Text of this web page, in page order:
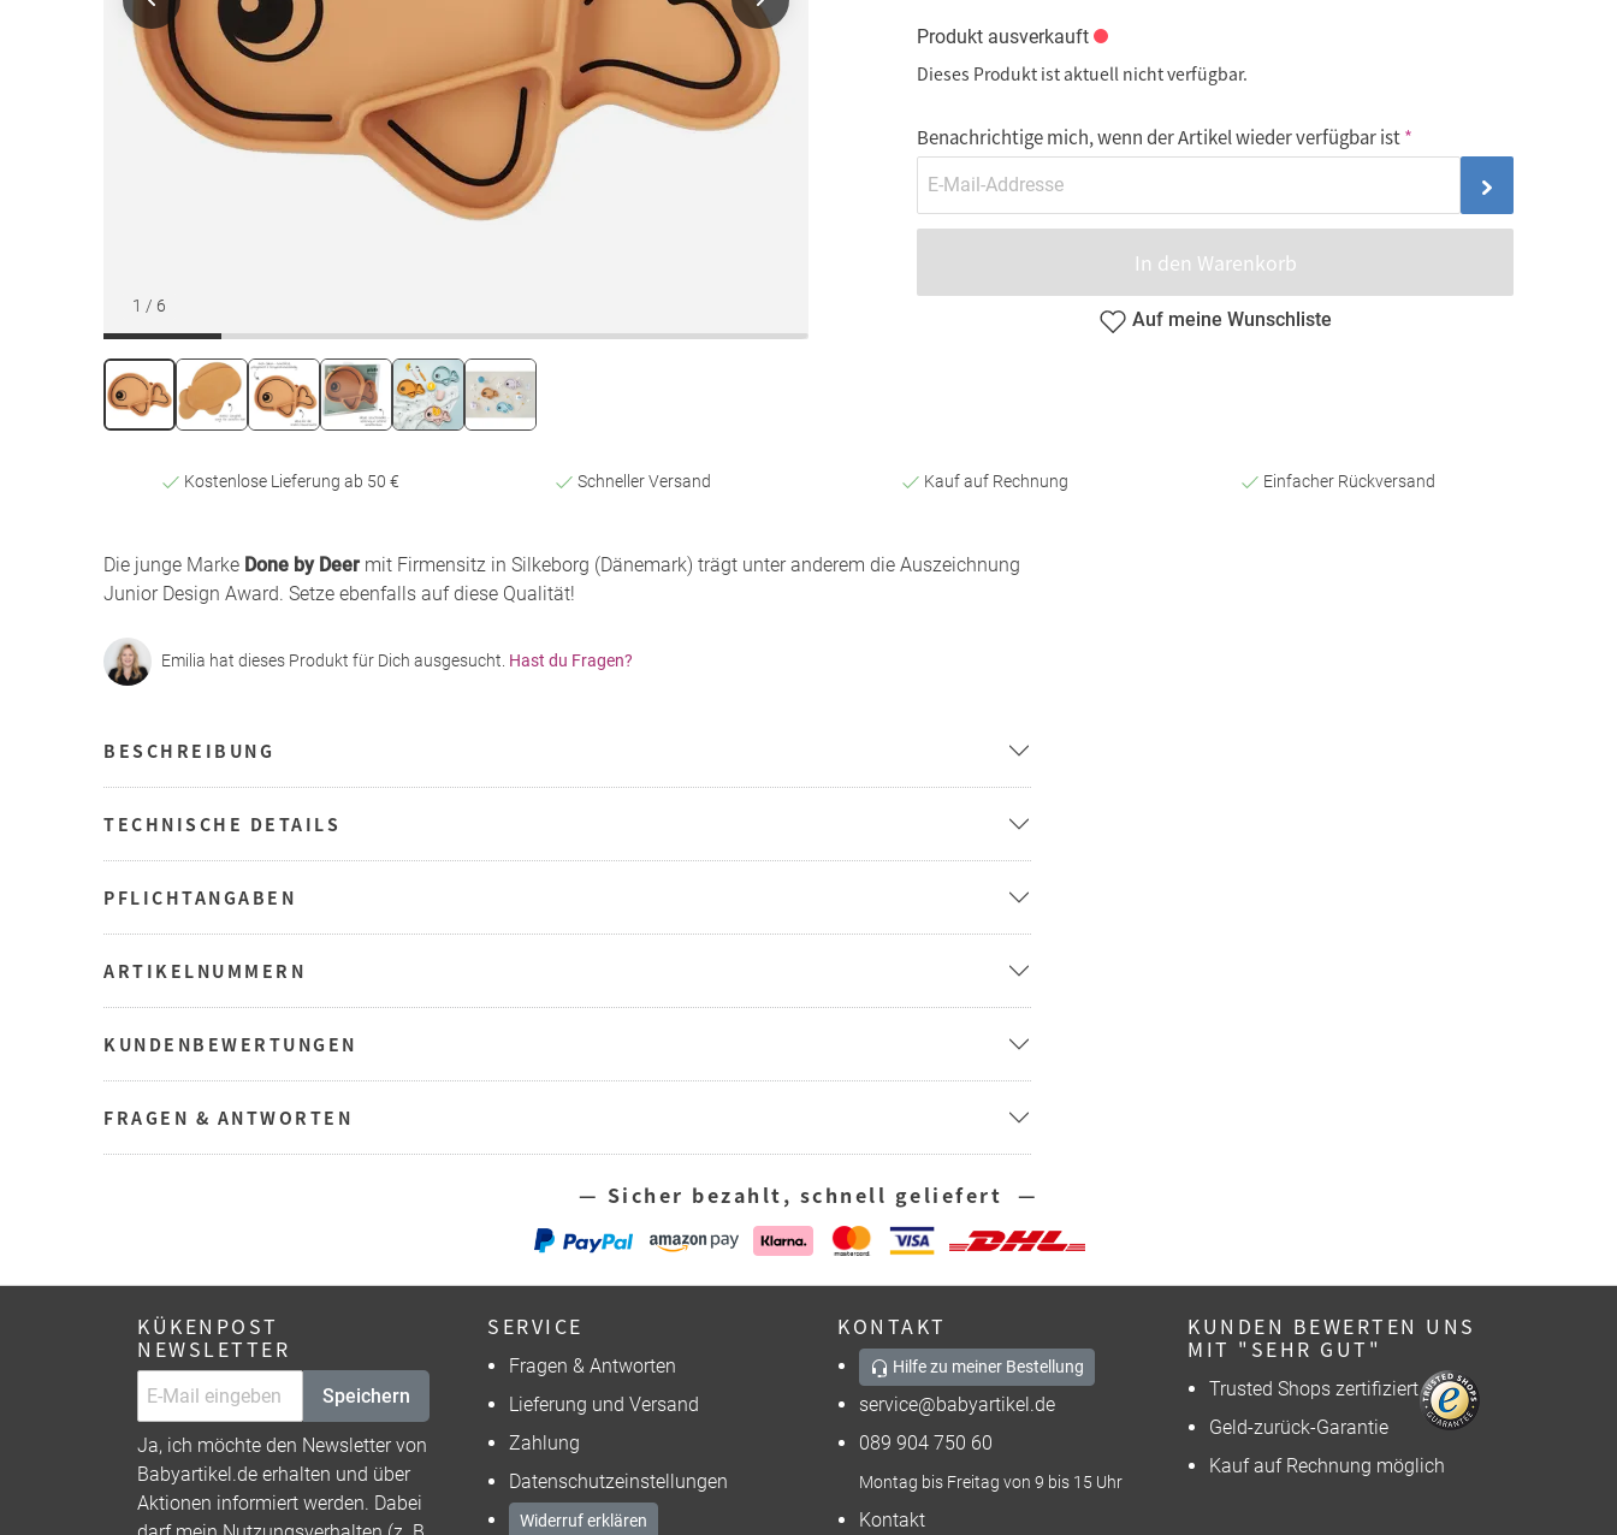
1 / 6
Produkt ausverkauft
Dieses Produkt ist aktuell nicht verfügbar.
Benachrichtige mich, wenn der Artikel wieder verfügbar ist
In den Warenkorb
Auf meine Wunschliste
Kostenlose Lieferung ab 50 € Schneller Versand Kauf auf Rechnung Einfacher Rückversand
Die junge Marke Done by Deer mit Firmensitz in Silkeborg (Dänemark) trägt unter anderem die Auszeichnung
Junior Design Award. Setze ebenfalls auf diese Qualität!
Emilia hat dieses Produkt für Dich ausgesucht. Hast du Fragen?
BESCHREIBUNG
TECHNISCHE DETAILS
PFLICHTANGABEN
ARTIKELNUMMERN
KUNDENBEWERTUNGEN
FRAGEN & ANTWORTEN
— Sicher bezahlt, schnell geliefert —
KÜKENPOST
NEWSLETTER
Speichern
Ja, ich möchte den Newsletter von
Babyartikel.de erhalten und über
Aktionen informiert werden. Dabei
SERVICE
Fragen & Antworten
Lieferung und Versand
Zahlung
Datenschutzeinstellungen
Widerruf erklären
KONTAKT
Hilfe zu meiner Bestellung
service@babyartikel.de
089 904 750 60
Montag bis Freitag von 9 bis 15 Uhr
Kontakt
KUNDEN BEWERTEN UNS
MIT "SEHR GUT"
Trusted Shops zertifiziert
Geld-zurück-Garantie
Kauf auf Rechnung möglich